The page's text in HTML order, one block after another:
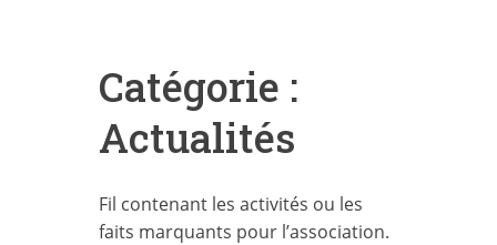
Catégorie :
Actualités
Fil contenant les activités ou les
faits marquants pour l’association.